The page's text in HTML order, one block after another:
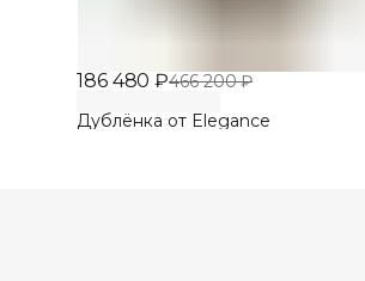
186 480 ₽466 200 ₽
Дублёнка от Elegance